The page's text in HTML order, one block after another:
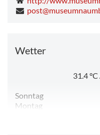
Wetter
31.4°C
Sonntag
Montag